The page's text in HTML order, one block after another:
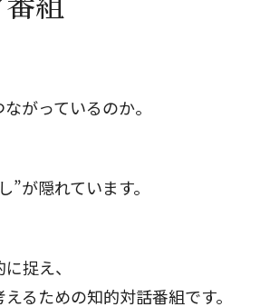
がっているのか。
が隠れています。
捉え、
るための知的対話番組です。